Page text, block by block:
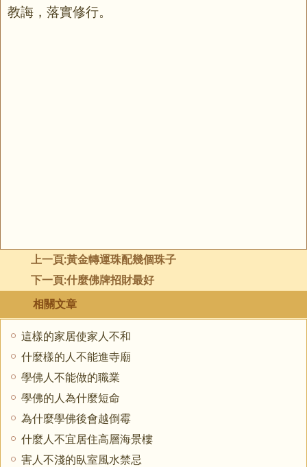
教誨，落實修行。
上一頁:黃金轉運珠配幾個珠子
下一頁:什麼佛牌招財最好
相關文章
這樣的家居使家人不和
什麼樣的人不能進寺廟
學佛人不能做的職業
學佛的人為什麼短命
為什麼學佛後會越倒霉
什麼人不宜居住高層海景樓
害人不淺的臥室風水禁忌